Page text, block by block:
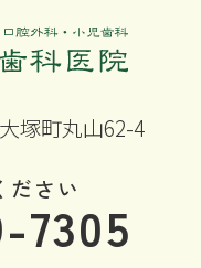
塚町丸山62-4
ださい
7305